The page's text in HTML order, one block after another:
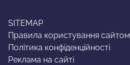
SITEMAP
Правила користування сайтом
Політика конфіденційності
Реклама на сайті